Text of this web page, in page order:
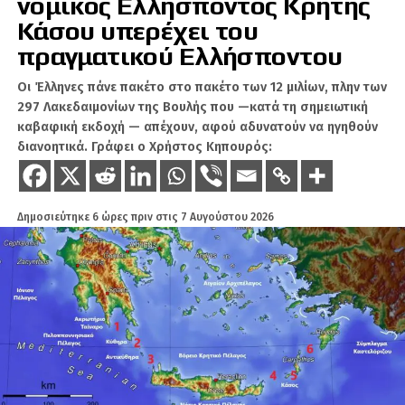
επενδύσεις.
Το μήνυμα του Ράμα είναι, ότι η αλβανική
κυβέρνηση δεν προτίθεται να κάνει πίσω στα
μεγάλα τουριστικά σχέδια. Το ερώτημα είναι αν
η Αθήνα θα αφήσει αναπάντητη ακόμη μία
δημόσια στοχοποίηση όσων αντιδρούν στις
μεθοδεύσεις των Τιράνων ή αν θα ζητήσει
συγκεκριμένες εγγυήσεις για περιουσίες,
ΣΧΕΤΙΚΆ ΘΈΜΑΤΑ
ΑΛΒΑΝΊΑ
ΒΌΡΕΙΟΣ ΉΠΕΙΡΟΣ
ΕΛΛΆΔΑ
ΕΛΛΗΝΙΚΉ ΕΘΝΙΚΉ
ΜΕΙΟΝΌΤΗΤΑ
ΈΝΤΙ ΡΆΜΑ
Τα μεγάλα έργα της Meridiam
στην Τουρκία
Κάσου υπερέχει του
πραγματικού Ελλήσποντου
Οι Έλληνες πάνε πακέτο στο πακέτο των 12 μιλίων, πλην των
297 Λακεδαιμονίων της Βουλής που —κατά τη σημειωτική
καβαφική εκδοχή — απέχουν, αφού αδυνατούν να ηγηθούν
διανοητικά. Γράφει ο Χρήστος Κηπουρός:
Δημοσιεύτηκε 6 ώρες πριν στις 7 Αυγούστου 2026